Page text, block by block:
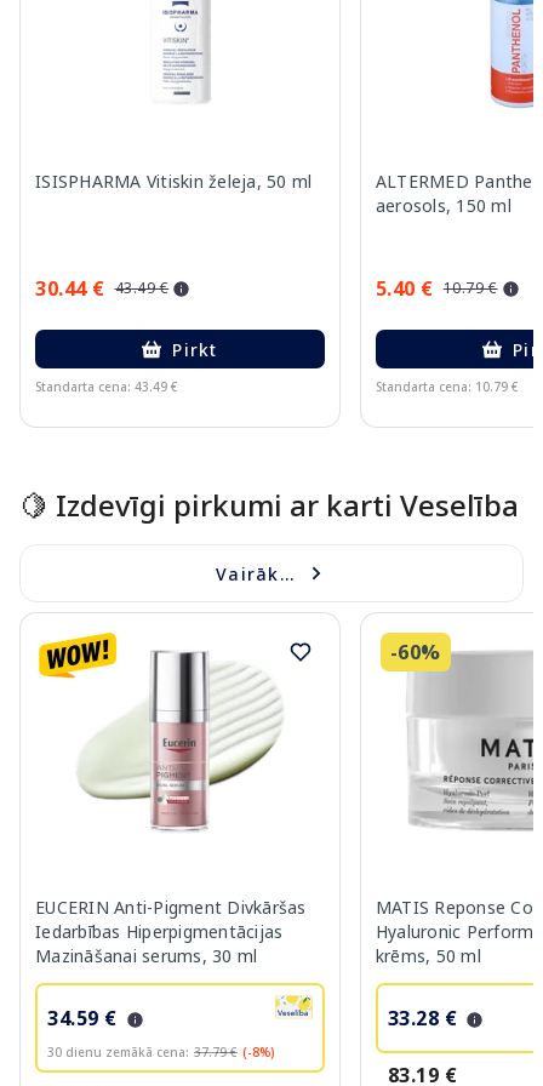
ISISPHARMA Vitiskin želeja, 50 ml
30.44 € 43.49 €
Pirkt
Standarta cena: 43.49 €
ALTERMED
aerosols, 150 ml
5.40 € 10.79 €
Standarta cena: 10.79 €
🍋 Izdevīgi pirkumi ar karti Veselība
Vairāk...
EUCERIN Anti-Pigment Divkāršas
Iedarbības Hiperpigmentācijas
Mazināšanai serums, 30 ml
34.59 €
30 dienu zemākā cena: 37.79 € (-8%)
-60%
MATIS Reponse
Hyaluronic
krēms, 50 ml
33.28 €
83.19 €